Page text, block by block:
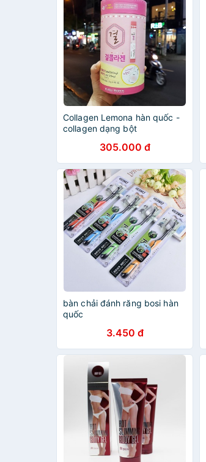
Collagen Lemona hàn quốc -
collagen dạng bột
305.000 đ
bàn chải đánh răng bosi hàn
quốc
3.450 đ